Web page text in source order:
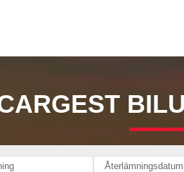
Återlämningsdatum